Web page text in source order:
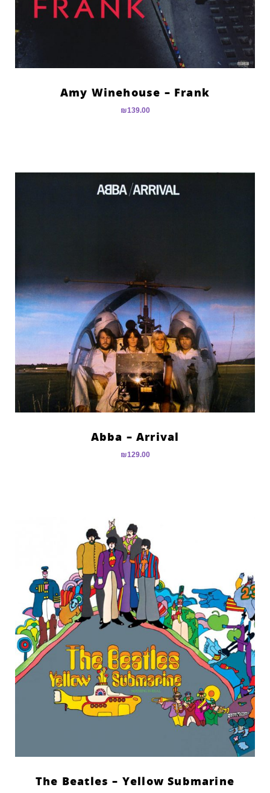
Amy Winehouse – Frank
₪139.00
Abba – Arrival
₪129.00
The Beatles – Yellow Submarine